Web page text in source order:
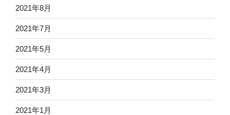
2021年8月
2021年7月
2021年5月
2021年4月
2021年3月
2021年1月